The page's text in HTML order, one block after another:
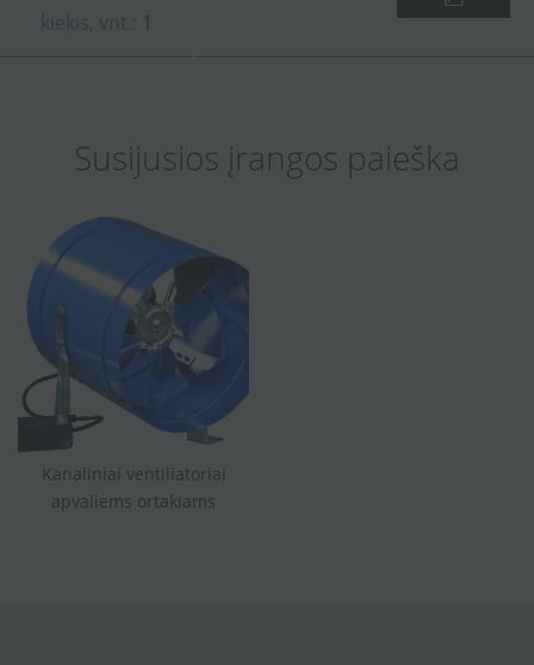
kiekis, vnt.:
1
Susijusios įrangos paieška
Kanaliniai ventiliatoriai
apvaliems ortakiams